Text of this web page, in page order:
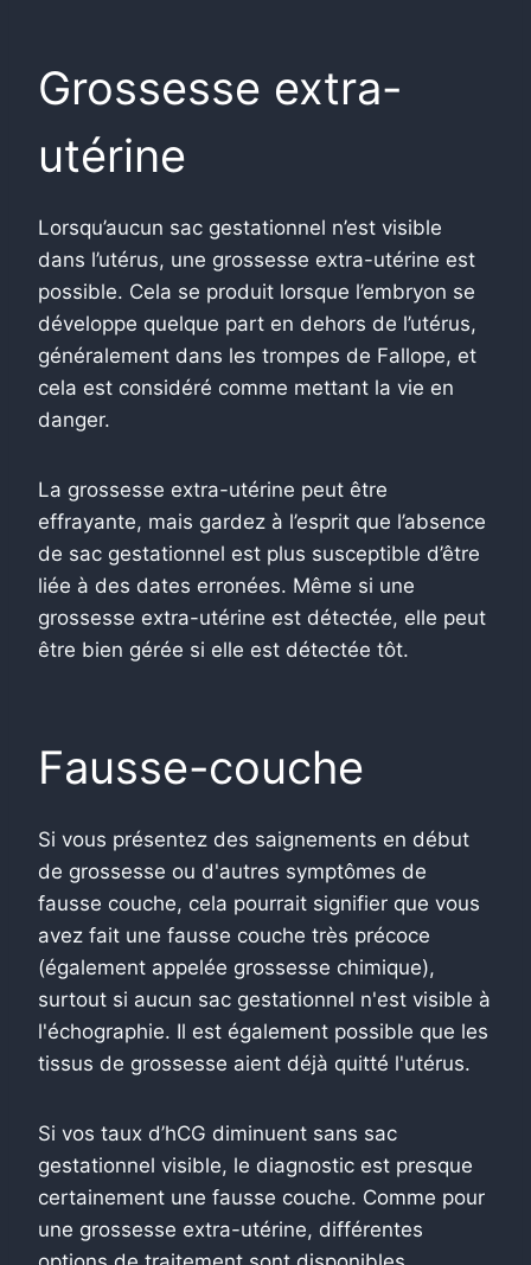
Grossesse extra-
utérine
Lorsqu’aucun sac gestationnel n’est visible
dans l’utérus, une grossesse extra-utérine est
possible. Cela se produit lorsque l’embryon se
développe quelque part en dehors de l’utérus,
généralement dans les trompes de Fallope, et
cela est considéré comme mettant la vie en
danger.
La grossesse extra-utérine peut être
effrayante, mais gardez à l’esprit que l’absence
de sac gestationnel est plus susceptible d’être
liée à des dates erronées. Même si une
grossesse extra-utérine est détectée, elle peut
être bien gérée si elle est détectée tôt.
Fausse-couche
Si vous présentez des saignements en début
de grossesse ou d'autres symptômes de
fausse couche, cela pourrait signifier que vous
avez fait une fausse couche très précoce
(également appelée grossesse chimique),
surtout si aucun sac gestationnel n'est visible à
l'échographie. Il est également possible que les
tissus de grossesse aient déjà quitté l'utérus.
Si vos taux d’hCG diminuent sans sac
gestationnel visible, le diagnostic est presque
certainement une fausse couche. Comme pour
une grossesse extra-utérine, différentes